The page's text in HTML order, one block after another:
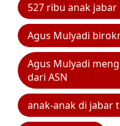
527 ribu anak
Agus Mulyadi
Agus Mulyadi
dari ASN
anak-anak di jabar